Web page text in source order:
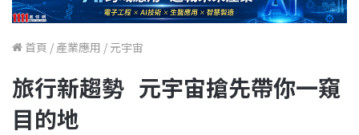
首頁 / 產業應用 / 元宇宙
旅行新趨勢 元宇宙搶先帶你一窺
目的地